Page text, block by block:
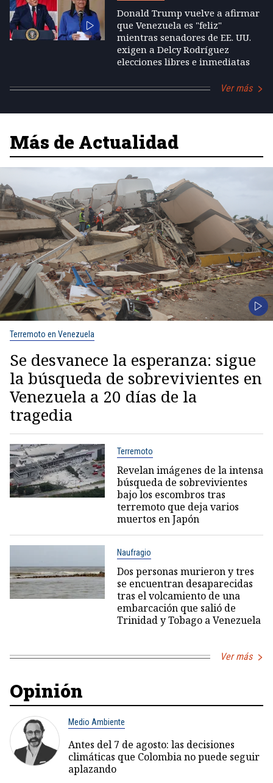
Donald Trump vuelve a afirmar
que Venezuela es "feliz"
mientras senadores de EE. UU.
exigen a Delcy Rodríguez
elecciones libres e inmediatas
Ver más
Más de Actualidad
Terremoto en Venezuela
Se desvanece la esperanza: sigue
la búsqueda de sobrevivientes en
Venezuela a 20 días de la
tragedia
Terremoto
Revelan imágenes de la intensa
búsqueda de sobrevivientes
bajo los escombros tras
terremoto que deja varios
muertos en Japón
Naufragio
Dos personas murieron y tres
se encuentran desaparecidas
tras el volcamiento de una
embarcación que salió de
Trinidad y Tobago a Venezuela
Ver más
Opinión
Medio Ambiente
Antes del 7 de agosto: las decisiones
climáticas que Colombia no puede seguir
aplazando